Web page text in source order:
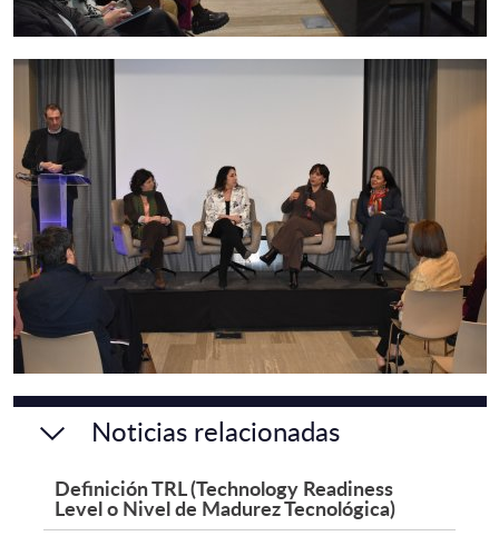
Noticias relacionadas
Definición TRL (Technology Readiness
Level o Nivel de Madurez Tecnológica)